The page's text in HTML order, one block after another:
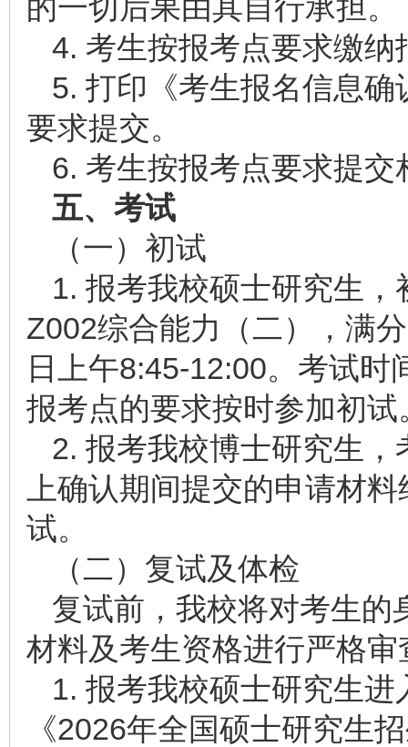
的一切后果由其自行承担。
4. 考生按报考点要求缴纳
5. 打印《考生报名信息
要求提交。
6. 考生按报考点要求提
五、考试
（一）初试
1. 报考我校硕士研究生
Z002综合能力（二），满
日上午8:45-12:00。考试
报考点的要求按时参加初试
2. 报考我校博士研究生，
上确认期间提交的申请材
试。
（二）复试及体检
复试前，我校将对考生的
材料及考生资格进行严格
1. 报考我校硕士研究生
《2026年全国硕士研究生